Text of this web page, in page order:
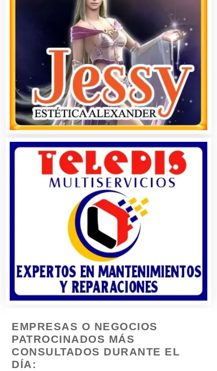
Bebidas
Bordados y Estampados
Boutiques
Buceo
Cafeterías
Cajas de Ahorro
Cámaras de Comercio
Camiones para Fletes
Cancelería de Aluminio
EMPRESAS O NEGOCIOS
PATROCINADOS MÁS
CONSULTADOS DURANTE EL
DÍA: